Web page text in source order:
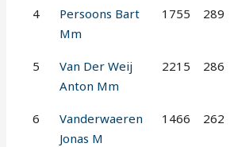
4
Persoons Bart
Mm
1755 289
5
Van Der Weij
Anton Mm
2215 286
6
Vanderwaeren
Jonas M
1466 262